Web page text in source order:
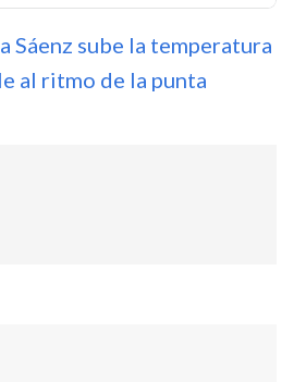
Sáenz sube la temperatura
al ritmo de la punta